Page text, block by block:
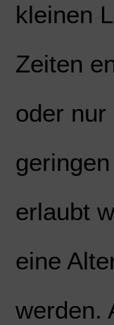
kleinen
Zeiten
oder
erlaubt
eine
werden.